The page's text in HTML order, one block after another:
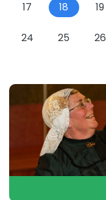
17 18 19
24 25 26